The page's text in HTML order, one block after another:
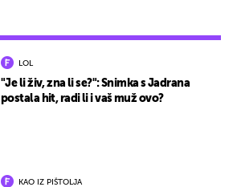
LOL
"Je li živ, zna li se?": Snimka s Jadrana
postala hit, radi li i vaš muž ovo?
KAO IZ PIŠTOLJA